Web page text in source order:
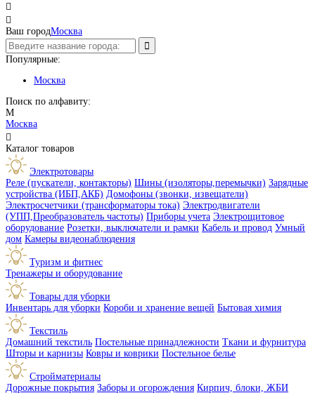


Ваш городМосква
Популярные:
Москва
Поиск по алфавиту:
М
Москва

Каталог товаров
Электротовары
Реле (пускатели, контакторы) Шины (изоляторы,перемычки) Зарядные
устройства (ИБП,АКБ) Домофоны (звонки, извещатели)
Электросчетчики (трансформаторы тока) Электродвигатели
(УПП,Преобразователь частоты) Приборы учета Электрощитовое
оборудование Розетки, выключатели и рамки Кабель и провод Умный
дом Камеры видеонаблюдения
Туризм и фитнес
Тренажеры и оборудование
Товары для уборки
Инвентарь для уборки Короби и хранение вещей Бытовая химия
Текстиль
Домашний текстиль Постельные принадлежности Ткани и фурнитура
Шторы и карнизы Ковры и коврики Постельное белье
Стройматериалы
Дорожные покрытия Заборы и огорождения Кирпич, блоки, ЖБИ